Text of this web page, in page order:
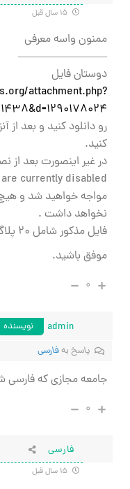
ممنون واسه معرفی
————————
دوستان فایل
attachment.php?
کنید.
در غیر اینصورت بعد از
currently disabled.
مواجه خواهید شد و هیچ
نخواهد داشت .
فایل مذکور شامل ۲۰ پلاگین از این اسکریپت است.
موفق باشید.
۰
admin
نویسنده
پاسخ بهفارسی
جامعه مجازی که
۰
فارسی